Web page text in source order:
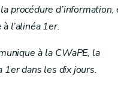
procédure
l’alinéa 1er.
à la CWaPE, la
1er dans les dix jours.